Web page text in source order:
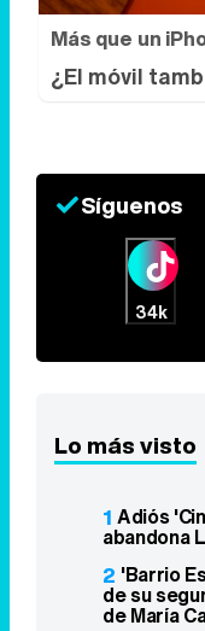
Más que un
¿El móvil
Síguenos
34k
Lo más visto
1 Adiós
abandona
2 'Barrio
de su
de María